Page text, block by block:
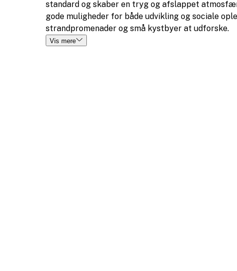
standard og skaber en tryg og afslappet
gode muligheder for både udvikling og sociale
strandpromenader og små kystbyer at udforske.
Vis mere